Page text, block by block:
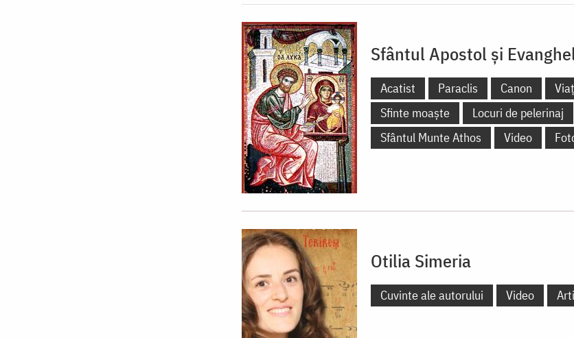
Sfântul Apostol și
Acatist Paraclis Canon
Sfinte moaște
Locuri de pelerinaj
Sfântul Munte Athos
Video
Otilia Simeria
Cuvinte ale autorului Video